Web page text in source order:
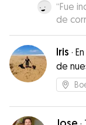
“Fue
de
corran
Iris ·
de